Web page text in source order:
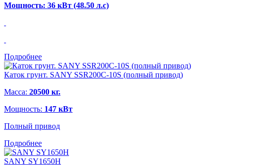
Мощность: 36 кВт (48.50 л.с)
Подробнее
Каток грунт. SANY SSR200C-10S (полный привод)
Масса: 20500 кг.
Мощность: 147 кВт
Полный привод
Подробнее
SANY SY1650H